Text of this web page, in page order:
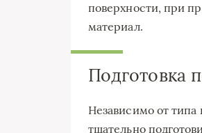
поверхности, при
материал.
Подготовка
Независимо от типа
тщательно